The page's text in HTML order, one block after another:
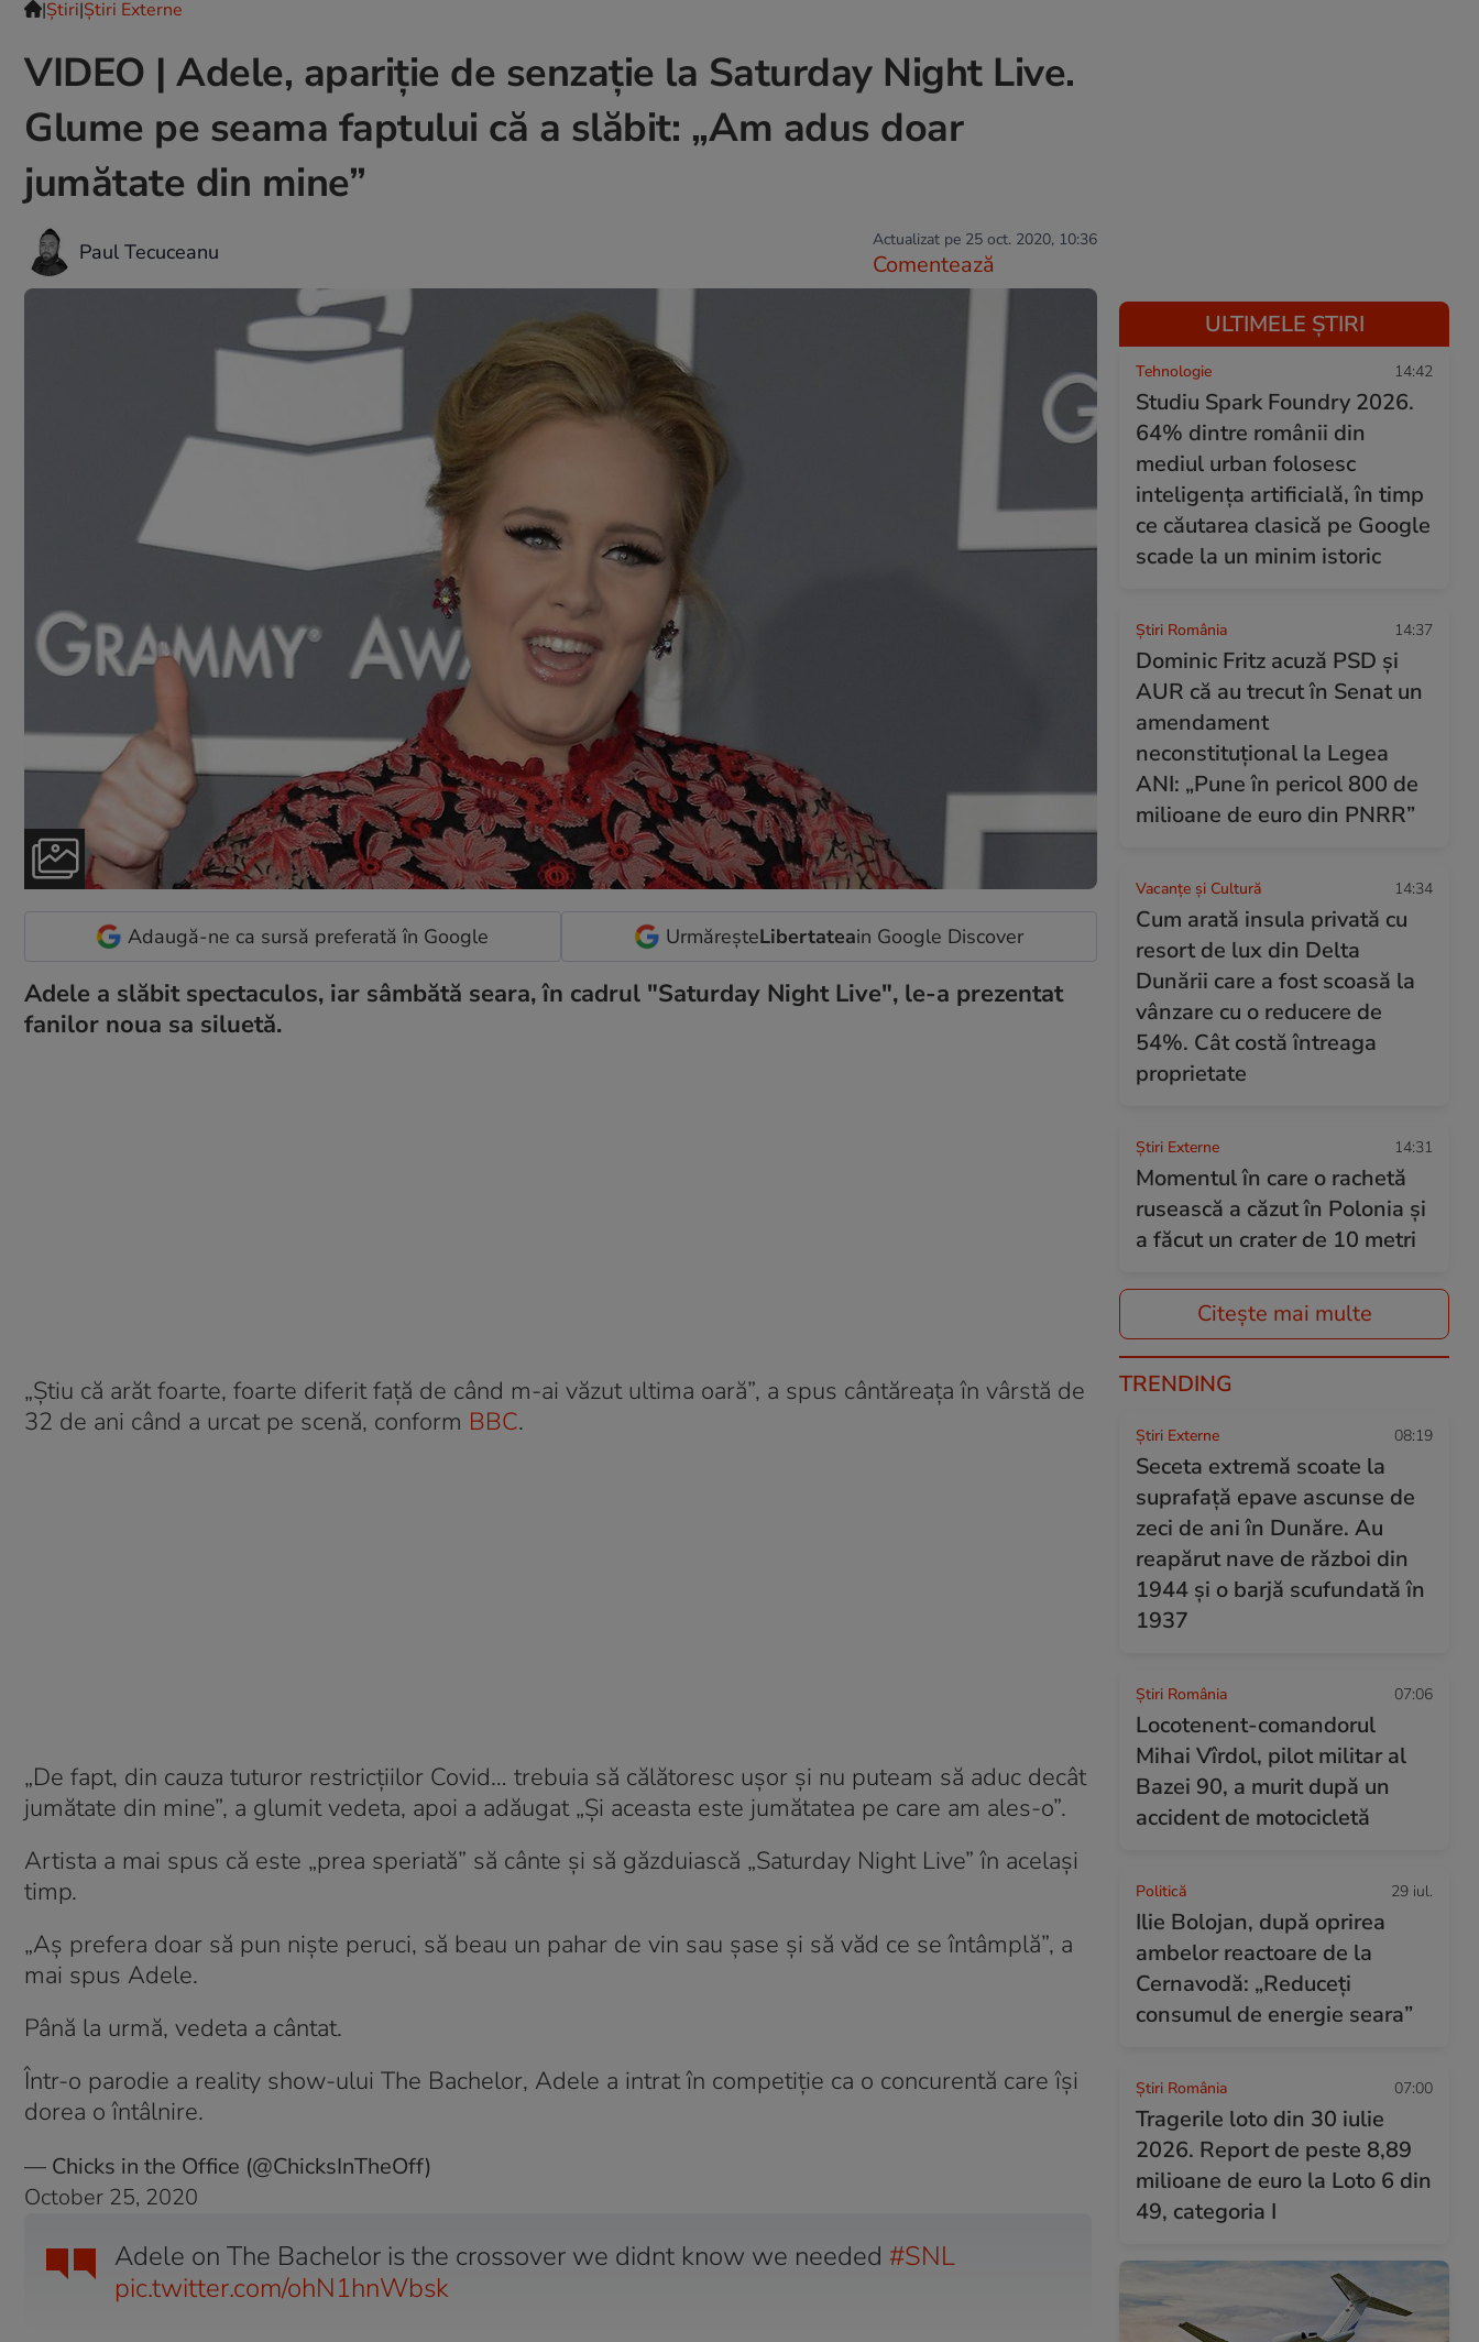
|Ştiri|Știri Externe
VIDEO | Adele, apariție de senzație la Saturday Night Live.
Glume pe seama faptului că a slăbit: „Am adus doar
jumătate din mine”
Paul Tecuceanu Actualizat pe 25 oct. 2020, 10:36
Comentează
Adaugă-ne ca sursă preferată în Google UrmăreșteLibertateain Google Discover
Adele a slăbit spectaculos, iar sâmbătă seara, în cadrul "Saturday Night Live", le-a prezentat
fanilor noua sa siluetă.
„Știu că arăt foarte, foarte diferit față de când m-ai văzut ultima oară”, a spus cântăreața în vârstă de
32 de ani când a urcat pe scenă, conform BBC.
„De fapt, din cauza tuturor restricțiilor Covid… trebuia să călătoresc ușor și nu puteam să aduc decât
jumătate din mine”, a glumit vedeta, apoi a adăugat „Și aceasta este jumătatea pe care am ales-o”.
Artista a mai spus că este „prea speriată” să cânte și să găzduiască „Saturday Night Live” în același
timp.
„Aș prefera doar să pun niște peruci, să beau un pahar de vin sau șase și să văd ce se întâmplă”, a
mai spus Adele.
Până la urmă, vedeta a cântat.
Într-o parodie a reality show-ului The Bachelor, Adele a intrat în competiție ca o concurentă care își
dorea o întâlnire.
Adele on The Bachelor is the crossover we didnt know we needed #SNL
pic.twitter.com/ohN1hnWbsk
— Chicks in the Office (@ChicksInTheOff)
October 25, 2020
ULTIMELE ȘTIRI
Tehnologie 14:42
Studiu Spark Foundry 2026.
64% dintre românii din
mediul urban folosesc
inteligența artificială, în timp
ce căutarea clasică pe Google
scade la un minim istoric
Știri România 14:37
Dominic Fritz acuză PSD și
AUR că au trecut în Senat un
amendament
neconstituțional la Legea
ANI: „Pune în pericol 800 de
milioane de euro din PNRR”
Vacanțe și Cultură 14:34
Cum arată insula privată cu
resort de lux din Delta
Dunării care a fost scoasă la
vânzare cu o reducere de
54%. Cât costă întreaga
proprietate
Știri Externe 14:31
Momentul în care o rachetă
rusească a căzut în Polonia și
a făcut un crater de 10 metri
Citește mai multe
TRENDING
Știri Externe 08:19
Seceta extremă scoate la
suprafață epave ascunse de
zeci de ani în Dunăre. Au
reapărut nave de război din
1944 și o barjă scufundată în
1937
Știri România 07:06
Locotenent-comandorul
Mihai Vîrdol, pilot militar al
Bazei 90, a murit după un
accident de motocicletă
Politică 29 iul.
Ilie Bolojan, după oprirea
ambelor reactoare de la
Cernavodă: „Reduceți
consumul de energie seara”
Știri România 07:00
Tragerile loto din 30 iulie
2026. Report de peste 8,89
milioane de euro la Loto 6 din
49, categoria I